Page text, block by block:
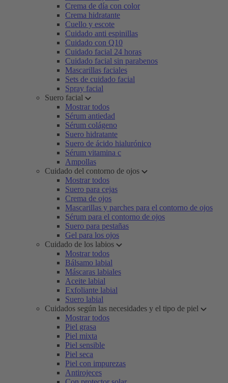
Crema de día con color
Crema hidratante
Cuello y escote
Cuidado anti espinillas
Cuidado con Q10
Cuidado facial 24 horas
Cuidado facial sin parabenos
Mascarillas faciales
Sets de cuidado facial
Spray facial
Suero facial
Mostrar todos
Sérum antiedad
Sérum colágeno
Suero hidratante
Suero de ácido hialurónico
Sérum vitamina c
Ampollas
Cuidado del contorno de ojos
Mostrar todos
Suero para cejas
Crema de ojos
Mascarillas y parches para el contorno de ojos
Sérum para el contorno de ojos
Suero para pestañas
Gel para los ojos
Cuidado de los labios
Mostrar todos
Bálsamo labial
Máscaras labiales
Aceite labial
Exfoliante labial
Suero labial
Cuidados según las necesidades y el tipo de piel
Mostrar todos
Piel grasa
Piel mixta
Piel sensible
Piel seca
Piel con impurezas
Antirojeces